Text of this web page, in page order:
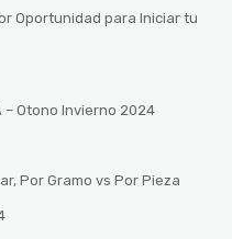
Oportunidad para Iniciar tu
– Otono Invierno 2024
Por Gramo vs Por Pieza